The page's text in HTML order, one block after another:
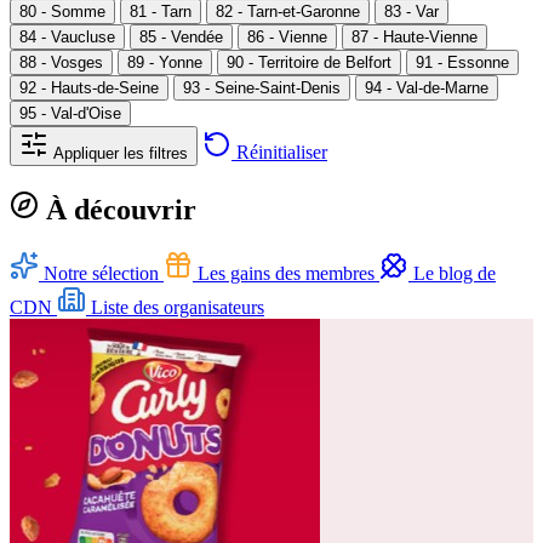
80 - Somme
81 - Tarn 82 - Tarn-et-Garonne
83 - Var
84 - Vaucluse
85 - Vendée 86 - Vienne
87 - Haute-Vienne
88 - Vosges
89 - Yonne 90 - Territoire de Belfort
91 - Essonne
92 - Hauts-de-Seine
93 - Seine-Saint-Denis
94 - Val-de-Marne
95 - Val-d'Oise
Appliquer les filtres Réinitialiser
À découvrir
Notre sélection Les gains des membres
Le blog de
CDN
Liste des organisateurs